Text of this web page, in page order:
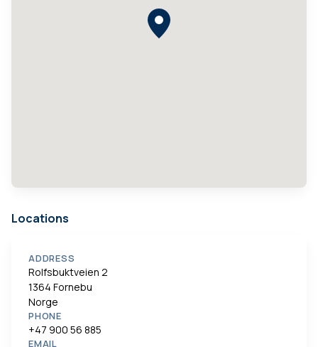
Locations
ADDRESS
Rolfsbuktveien 2
1364 Fornebu
Norge
PHONE
+47 900 56 885
EMAIL